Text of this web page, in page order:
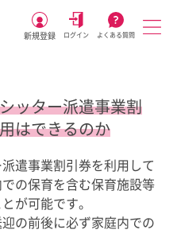
新規登録 ログイン よくある質問
ッター派遣事業割
はできるのか
遣事業割引券を利用して
の保育を含む保育施設等
が可能です。
の前後に必ず家庭内での